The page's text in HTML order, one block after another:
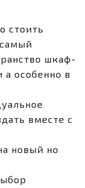
стоить
шкаф-
а особенно в
вместе с
новый но